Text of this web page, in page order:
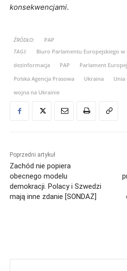
konsekwencjami.
ŹRÓDŁO:
PAP
TAGI:
Biuro Parlamentu Europejskiego w
dezinformacja
PAP Parlament
Polska Agencja Prasowa
Ukraina
Unia
wojna na Ukrainie
Poprzedni artykuł
Zachód nie popiera
obecnego modelu
demokracji. Polacy i Szwedzi
mają inne zdanie [SONDAŻ]